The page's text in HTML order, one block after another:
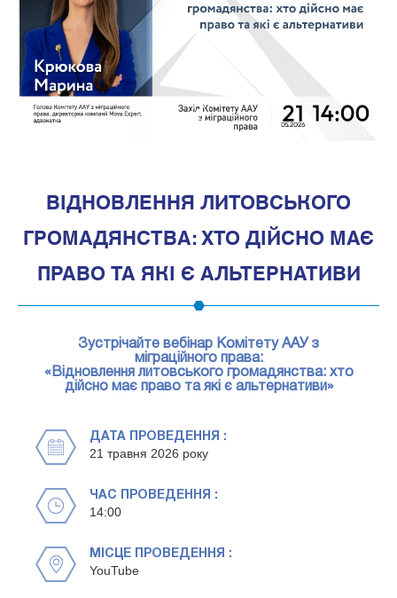
ВІДНОВЛЕННЯ ЛИТОВСЬКОГО
ГРОМАДЯНСТВА: ХТО ДІЙСНО МАЄ
ПРАВО ТА ЯКІ Є АЛЬТЕРНАТИВИ
Зустрічайте вебінар Комітету ААУ з
міграційного права:
«Відновлення литовського громадянства: хто
дійсно має право та які є альтернативи»
ДАТА ПРОВЕДЕННЯ :
21 травня 2026 року
ЧАС ПРОВЕДЕННЯ :
14:00
МІСЦЕ ПРОВЕДЕННЯ :
YouTube